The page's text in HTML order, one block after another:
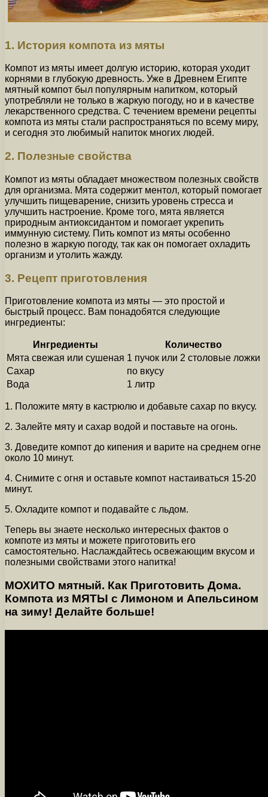
1. История компота из мяты
Компот из мяты имеет долгую историю, которая уходит
корнями в глубокую древность. Уже в Древнем Египте
мятный компот был популярным напитком, который
употребляли не только в жаркую погоду, но и в качестве
лекарственного средства. С течением времени рецепты
компота из мяты стали распространяться по всему миру,
и сегодня это любимый напиток многих людей.
2. Полезные свойства
Компот из мяты обладает множеством полезных свойств
для организма. Мята содержит ментол, который помогает
улучшить пищеварение, снизить уровень стресса и
улучшить настроение. Кроме того, мята является
природным антиоксидантом и помогает укрепить
иммунную систему. Пить компот из мяты особенно
полезно в жаркую погоду, так как он помогает охладить
организм и утолить жажду.
3. Рецепт приготовления
Приготовление компота из мяты — это простой и
быстрый процесс. Вам понадобятся следующие
ингредиенты:
Ингредиенты
Количество
Мята свежая или сушеная 1 пучок или 2 столовые ложки
Сахар
по вкусу
Вода
1 литр
1. Положите мяту в кастрюлю и добавьте сахар по вкусу.
2. Залейте мяту и сахар водой и поставьте на огонь.
3. Доведите компот до кипения и варите на среднем огне
около 10 минут.
4. Снимите с огня и оставьте компот настаиваться 15-20
минут.
5. Охладите компот и подавайте с льдом.
Теперь вы знаете несколько интересных фактов о
компоте из мяты и можете приготовить его
самостоятельно. Наслаждайтесь освежающим вкусом и
полезными свойствами этого напитка!
МОХИТО мятный. Как Приготовить Дома.
Компота из МЯТЫ с Лимоном и Апельсином
на зиму! Делайте больше!